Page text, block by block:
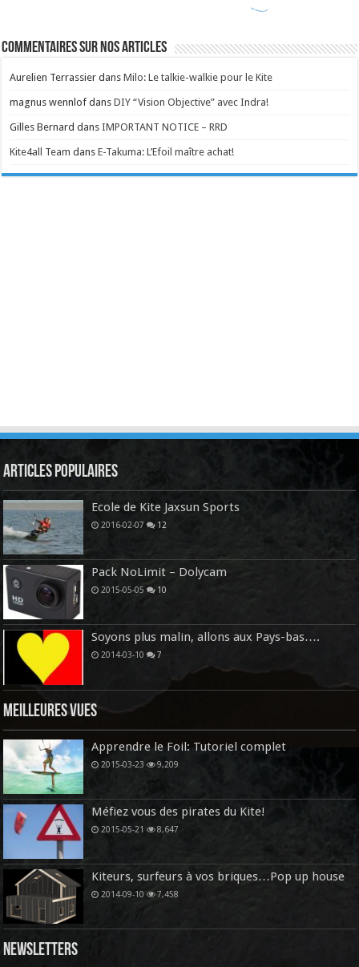
Commentaires sur nos articles
Aurelien Terrassier dansMilo: Le talkie-walkie pour le Kite
magnus wennlof dansDIY “Vision Objective” avec Indra!
Gilles Bernard dansIMPORTANT NOTICE – RRD
Kite4all Team dansE-Takuma: L’Efoil maître achat!
Articles Populaires
Ecole de Kite Jaxsun Sports
2016-02-07 12
Pack NoLimit – Dolycam
2015-05-05 10
Soyons plus malin, allons aux Pays-bas….
2014-03-10 7
Meilleures vues
Apprendre le Foil: Tutoriel complet
2015-03-23 9,209
Méfiez vous des pirates du Kite!
2015-05-21 8,647
Kiteurs, surfeurs à vos briques…Pop up house
2014-09-10 7,458
Newsletters